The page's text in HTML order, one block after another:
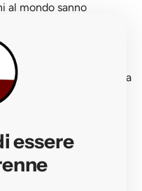
al mondo sanno
il nome dal falco
Wachau — è la
luminoso, al
di tiglio, pera e quella
del Riesling
bevibilità, con
e persistente. Da
piatti di pesce delicati,
e 12°C.
essere